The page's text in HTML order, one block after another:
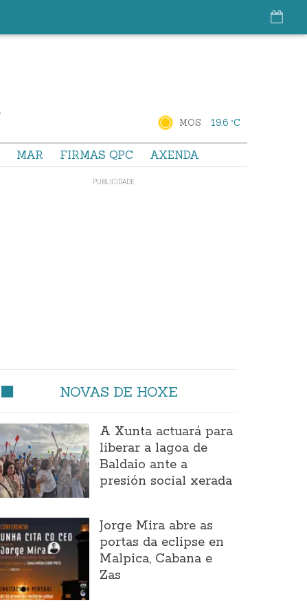
MOS 19.6 °C
MAR FIRMAS QPC AXENDA
NOVAS DE HOXE
A Xunta actuará para
liberar a lagoa de
Baldaio ante a
presión social xerada
Jorge Mira abre as
portas da eclipse en
Malpica, Cabana e
Zas